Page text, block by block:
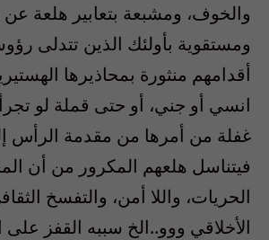
والخوف، ومشبعة بتعابير هلعة
ومستقوية بأولئك الذين تتدلى
أقدامهم منثورة بمحاذيرها
انسي أو جني، أو حتى قملة لو
غفلة من أمرها من مقدمة الرأس
فيتناسل هلعهم المكرور من أن
الحريات، واللا أمن، والتفسخ
الأخلاقي ووو..الخ سببه القفز على